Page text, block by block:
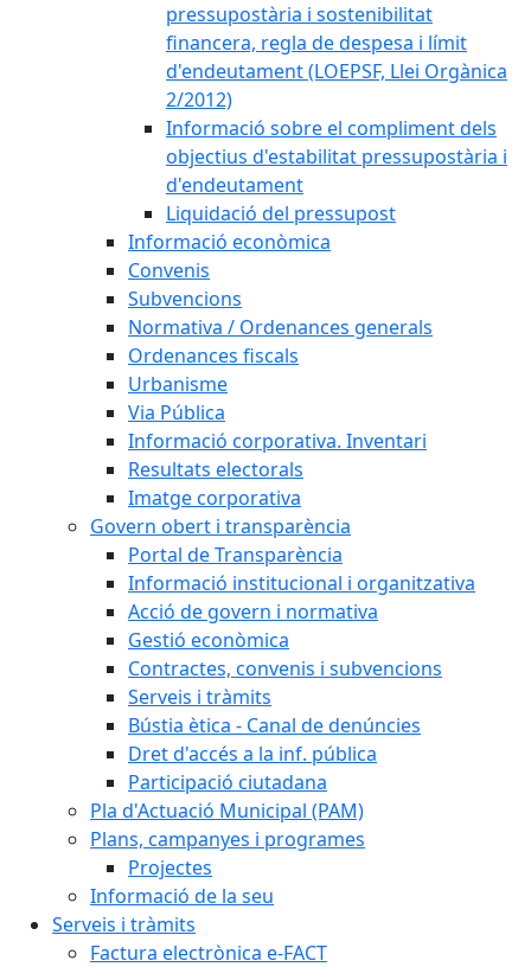
pressupostària i sostenibilitat
financera, regla de despesa i límit
d'endeutament (LOEPSF, Llei Orgànica
2/2012)
Informació sobre el compliment dels
objectius d'estabilitat pressupostària i
d'endeutament
Liquidació del pressupost
Informació econòmica
Convenis
Subvencions
Normativa / Ordenances generals
Ordenances fiscals
Urbanisme
Via Pública
Informació corporativa. Inventari
Resultats electorals
Imatge corporativa
Govern obert i transparència
Portal de Transparència
Informació institucional i organitzativa
Acció de govern i normativa
Gestió econòmica
Contractes, convenis i subvencions
Serveis i tràmits
Bústia ètica - Canal de denúncies
Dret d'accés a la inf. pública
Participació ciutadana
Pla d'Actuació Municipal (PAM)
Plans, campanyes i programes
Projectes
Informació de la seu
Serveis i tràmits
Factura electrònica e-FACT